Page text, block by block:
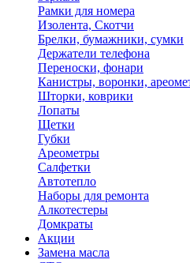
Рамки для номера
Изолента, Скотчи
Брелки, бумажники, сумки
Держатели телефона
Переноски, фонари
Канистры, воронки,
Шторки, коврики
Лопаты
Щетки
Губки
Ареометры
Салфетки
Автотепло
Наборы для ремонта
Алкотестеры
Домкраты
Акции
Замена масла